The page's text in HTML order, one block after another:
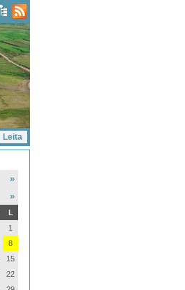
»
»
L
1
8
15
22